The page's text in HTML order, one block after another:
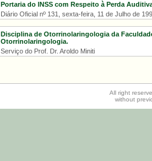
Portaria do INSS com Respeito à Perda
Diário Oficial nº 131, sexta-feira, 11 de Julho de
Disciplina de Otorrinolaringologia da
Otorrinolaringologia.
Serviço do Prof. Dr. Aroldo Miniti
All right
without